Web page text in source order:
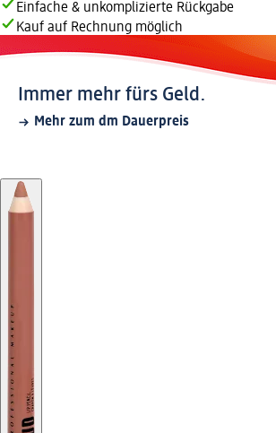
Einfache & unkomplizierte Rückgabe
Kauf auf Rechnung möglich
Immer mehr fürs Geld.
Mehr zum dm Dauerpreis